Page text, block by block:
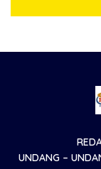
UNDANG –